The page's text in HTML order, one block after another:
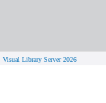
Visual Library Server 2026